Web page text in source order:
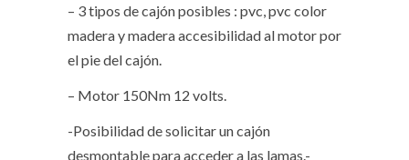
– 3 tipos de cajón posibles : pvc, pvc color
madera y madera accesibilidad al motor por
el pie del cajón.
– Motor 150Nm 12 volts.
-Posibilidad de solicitar un cajón
desmontable para acceder a las lamas.-